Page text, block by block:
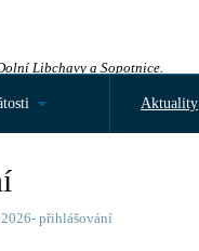
Libchavy a Sopotnice.
Aktuality
přihlášování